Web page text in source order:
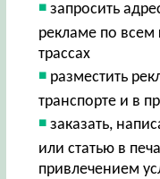
запросить
рекламе по всем
трассах
разместить
транспорте и в
заказать,
или статью в
привлечением